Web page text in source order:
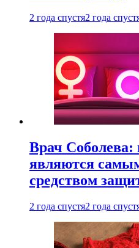
2 года спустя2 года
Врач Соболева:
являются
средством
2 года спустя2 года